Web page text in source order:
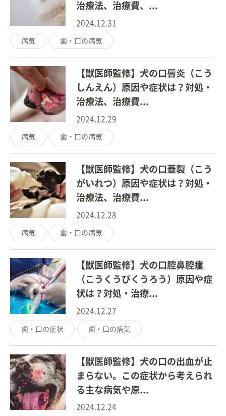
治療法、治療費、...
2024.12.31
病気 歯・口の病気
【獣医師監修】犬の口唇炎（こう
しんえん）原因や症状は？対処・
治療法、治療費...
2024.12.29
病気 歯・口の病気
【獣医師監修】犬の口蓋裂（こう
がいれつ）原因や症状は？対処・
治療法、治療費...
2024.12.28
病気 歯・口の病気
【獣医師監修】犬の口腔鼻腔瘻
（こうくうびくうろう）原因や症
状は？対処・治療...
2024.12.27
歯・口の症状 歯・口の病気
【獣医師監修】犬の口の出血が止
まらない。この症状から考えられ
る主な病気や原...
2024.12.24